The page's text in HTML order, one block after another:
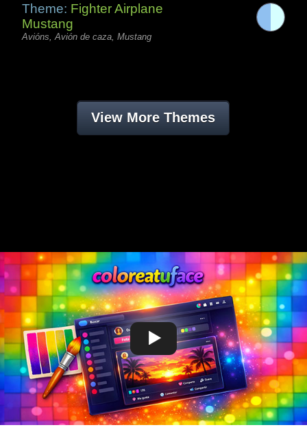
Theme: Fighter Airplane
Mustang
Avións, Avión de caza, Mustang
View More Themes